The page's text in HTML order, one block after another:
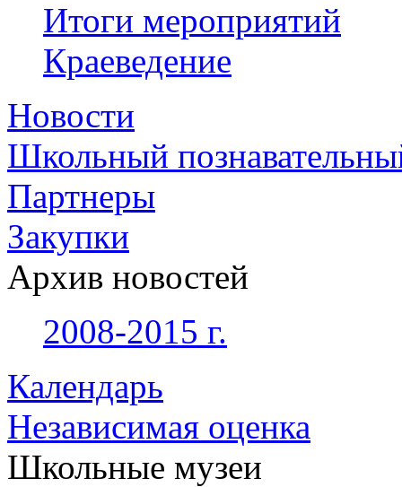
Итоги мероприятий
Краеведение
Новости
Школьный
Партнеры
Закупки
Архив новостей
2008-2015 г.
Календарь
Независимая оценка
Школьные музеи